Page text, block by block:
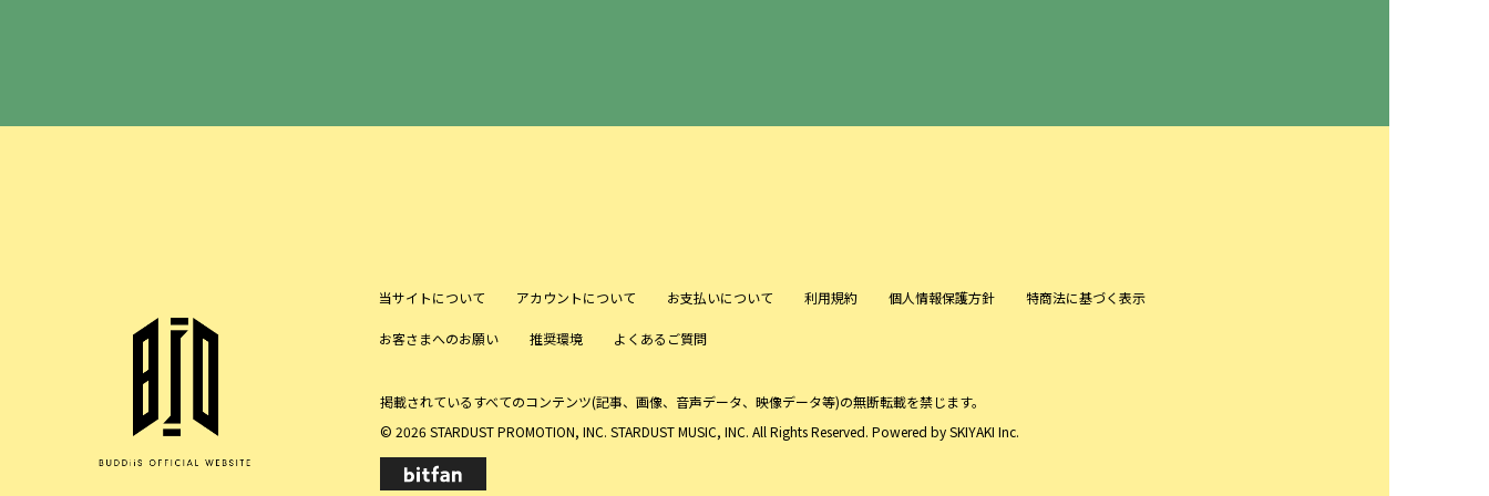
当サイトについて アカウントについて お支払いについて 利用規約 個人情報保護方針 特商法に基づく表示
お客さまへのお願い 推奨環境 よくあるご質問
掲載されているすべてのコンテンツ(記事、画像、音声データ、映像データ等)の無断転載を禁じます。
© 2026 STARDUST PROMOTION, INC. STARDUST MUSIC, INC. All Rights Reserved. Powered bySKIYAKI Inc.